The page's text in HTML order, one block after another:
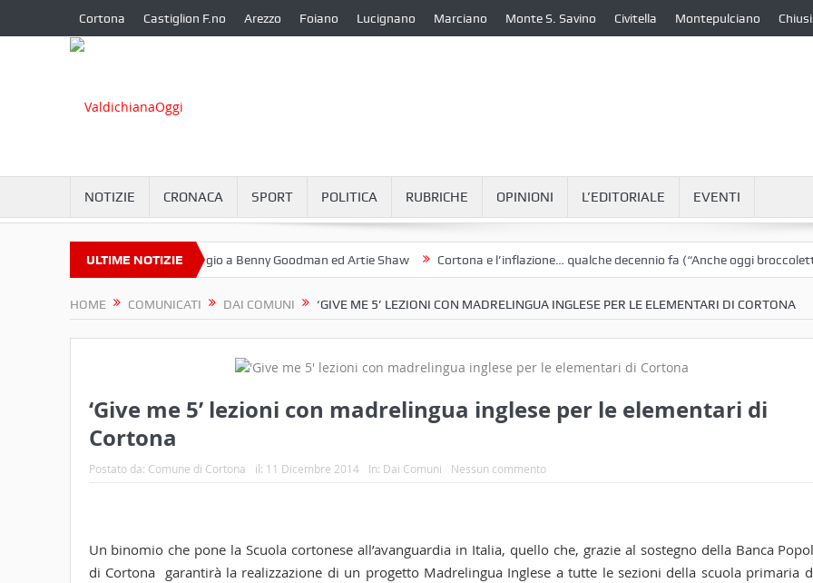
Cortona Castiglion F.no Arezzo Foiano Lucignano Marciano Monte S. Savino Civitella Montepulciano Chiusi
NOTIZIE CRONACA SPORT POLITICA RUBRICHE OPINIONI L’EDITORIALE EVENTI
ULTIME NOTIZIE
a Camucia? Omaggio a Benny Goodman ed Artie Shaw Cortona e l’inflazione… qualche decennio fa (“Anche oggi broccoletti e
HOME COMUNICATI DAI COMUNI ‘GIVE ME 5’ LEZIONI CON MADRELINGUA INGLESE PER LE ELEMENTARI DI CORTONA
‘Give me 5’ lezioni con madrelingua inglese per le elementari di
Cortona
Postato da: Comune di Cortona il: 11 Dicembre 2014 In: Dai Comuni Nessun commento
Un binomio che pone la Scuola cortonese all’avanguardia in Italia, quello che, grazie al sostegno della Banca
di Cortona garantirà la realizzazione di un progetto Madrelingua Inglese a tutte le sezioni della scuola primaria